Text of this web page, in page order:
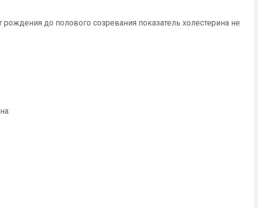
до полового созревания показатель холестерина не